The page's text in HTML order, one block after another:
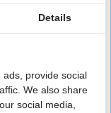
Details
provide social
We also share
social media,